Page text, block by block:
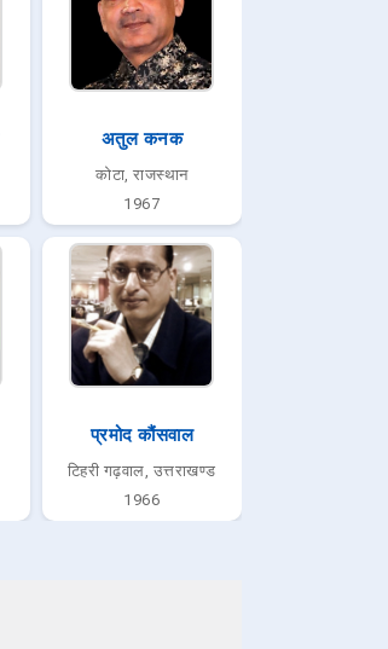
अतुल कनक
कोटा, राजस्थान
1967
प्रमोद कौंसवाल
टिहरी गढ़वाल, उत्तराखण्ड
1966